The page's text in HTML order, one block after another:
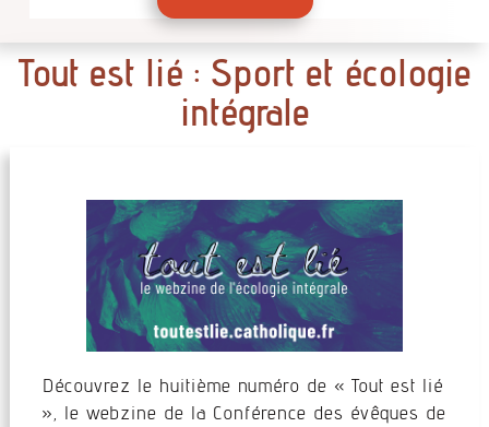
Tout est lié : Sport et écologie
intégrale
Découvrez le huitième numéro de « Tout est lié
», le webzine de la Conférence des évêques de